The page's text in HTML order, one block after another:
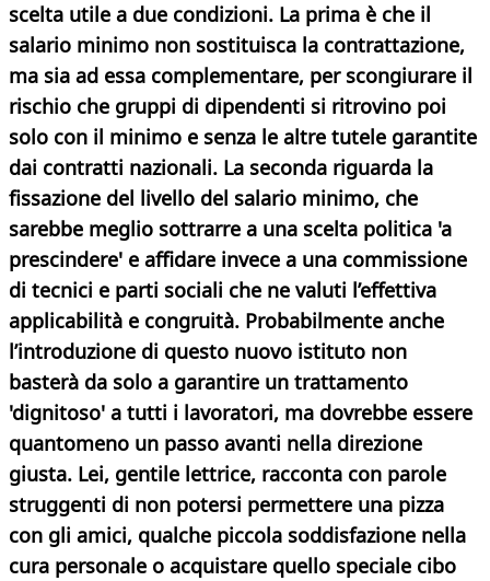
scelta utile a due condizioni. La prima è che il
salario minimo non sostituisca la contrattazione,
ma sia ad essa complementare, per scongiurare il
rischio che gruppi di dipendenti si ritrovino poi
solo con il minimo e senza le altre tutele garantite
dai contratti nazionali. La seconda riguarda la
fissazione del livello del salario minimo, che
sarebbe meglio sottrarre a una scelta politica 'a
prescindere' e affidare invece a una commissione
di tecnici e parti sociali che ne valuti l’effettiva
applicabilità e congruità. Probabilmente anche
l’introduzione di questo nuovo istituto non
basterà da solo a garantire un trattamento
'dignitoso' a tutti i lavoratori, ma dovrebbe essere
quantomeno un passo avanti nella direzione
giusta. Lei, gentile lettrice, racconta con parole
struggenti di non potersi permettere una pizza
con gli amici, qualche piccola soddisfazione nella
cura personale o acquistare quello speciale cibo